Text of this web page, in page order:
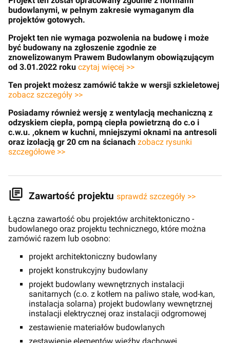
budowlanymi, w pełnym zakresie wymaganym dla
projektów gotowych.
Projekt ten nie wymaga pozwolenia na budowę i może
być budowany na zgłoszenie zgodnie ze
znowelizowanym Prawem Budowlanym obowiązującym
od 3.01.2022 roku czytaj więcej >>
Ten projekt możesz zamówić także w wersji szkieletowej
zobacz szczegóły >>
Posiadamy również wersję z wentylacją mechaniczną z
odzyskiem ciepła, pompą ciepła powietrzną do c.o i
c.w.u. ,oknem w kuchni, mniejszymi oknami na antresoli
oraz izolacją gr 20 cm na ścianach zobacz rysunki
szczegółowe >>
Zawartość projektu sprawdź szczegóły >>
Łączna zawartość obu projektów architektoniczno -
budowlanego oraz projektu technicznego, które można
zamówić razem lub osobno:
projekt architektoniczny budowlany
projekt konstrukcyjny budowlany
projekt budowlany wewnętrznych instalacji
sanitarnych (c.o. z kotłem na paliwo stałe, wod-kan,
instalacja solarna) projekt budowlany wewnętrznej
instalacji elektrycznej oraz instalacji odgromowej
zestawienie materiałów budowlanych